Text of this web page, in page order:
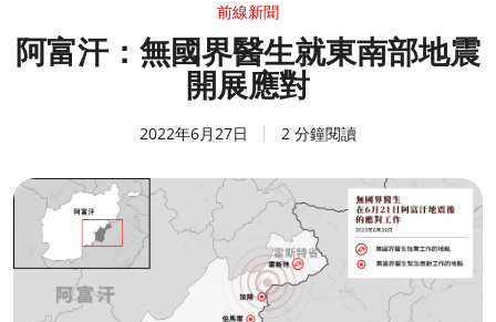
前線新聞
阿富汗：無國界醫生就東南部地震
開展應對
2022年6月27日 2 分鐘閱讀